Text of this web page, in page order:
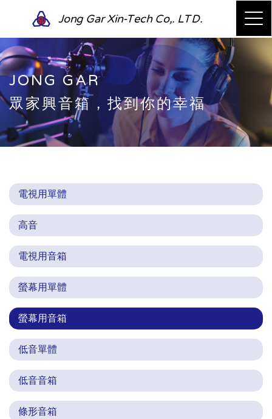
Jong Gar Xin-Tech Co,. LTD.
JONG GAR
眾家興音箱，找到你的幸福
電視用單體
高音
電視用音箱
螢幕用單體
螢幕用音箱
低音單體
低音音箱
條形音箱